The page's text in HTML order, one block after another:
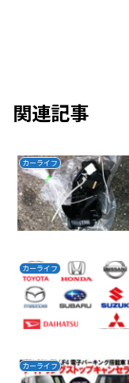
関連記事
カーライフ
カーライフ
カーライフ